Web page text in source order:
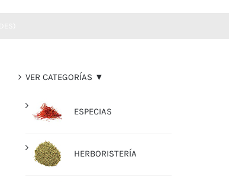
VER CATEGORÍAS ▼
ESPECIAS
HERBORISTERÍA